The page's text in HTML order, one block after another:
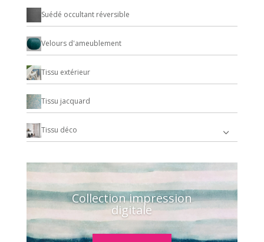
Suédé occultant réversible
Velours d'ameublement
Tissu extérieur
Tissu jacquard
Tissu déco
Collection impression
digitale